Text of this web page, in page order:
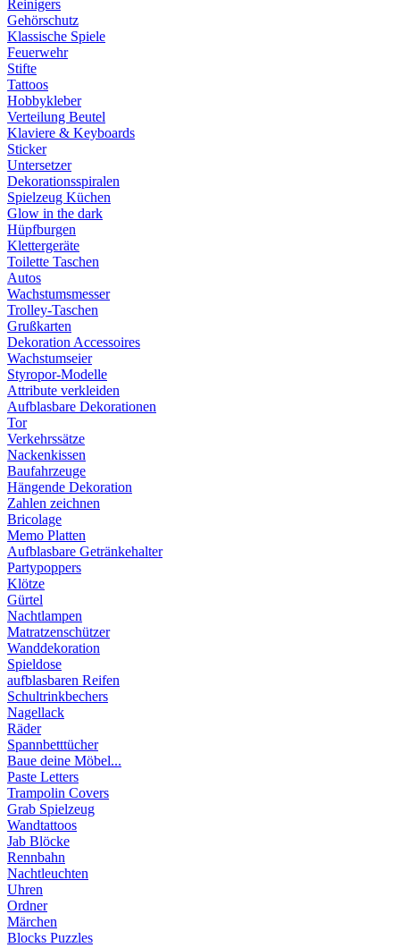
Reinigers
Gehörschutz
Klassische Spiele
Feuerwehr
Stifte
Tattoos
Hobbykleber
Verteilung Beutel
Klaviere & Keyboards
Sticker
Untersetzer
Dekorationsspiralen
Spielzeug Küchen
Glow in the dark
Hüpfburgen
Klettergeräte
Toilette Taschen
Autos
Wachstumsmesser
Trolley-Taschen
Grußkarten
Dekoration Accessoires
Wachstumseier
Styropor-Modelle
Attribute verkleiden
Aufblasbare Dekorationen
Tor
Verkehrssätze
Nackenkissen
Baufahrzeuge
Hängende Dekoration
Zahlen zeichnen
Bricolage
Memo Platten
Aufblasbare Getränkehalter
Partypoppers
Klötze
Gürtel
Nachtlampen
Matratzenschützer
Wanddekoration
Spieldose
aufblasbaren Reifen
Schultrinkbechers
Nagellack
Räder
Spannbetttücher
Baue deine Möbel...
Paste Letters
Trampolin Covers
Grab Spielzeug
Wandtattoos
Jab Blöcke
Rennbahn
Nachtleuchten
Uhren
Ordner
Märchen
Blocks Puzzles